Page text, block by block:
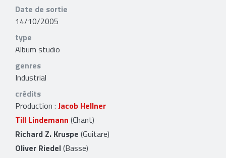
Date de sortie
14/10/2005
type
Album studio
genres
Industrial
crédits
Production : Jacob Hellner
Till Lindemann (Chant)
Richard Z. Kruspe (Guitare)
Oliver Riedel(Basse)